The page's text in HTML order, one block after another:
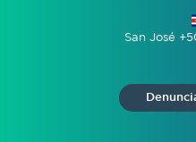
San José